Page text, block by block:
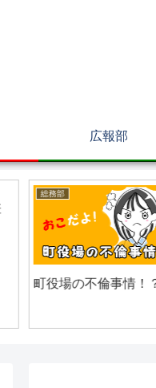
広報部
町役場（公務員）を辞